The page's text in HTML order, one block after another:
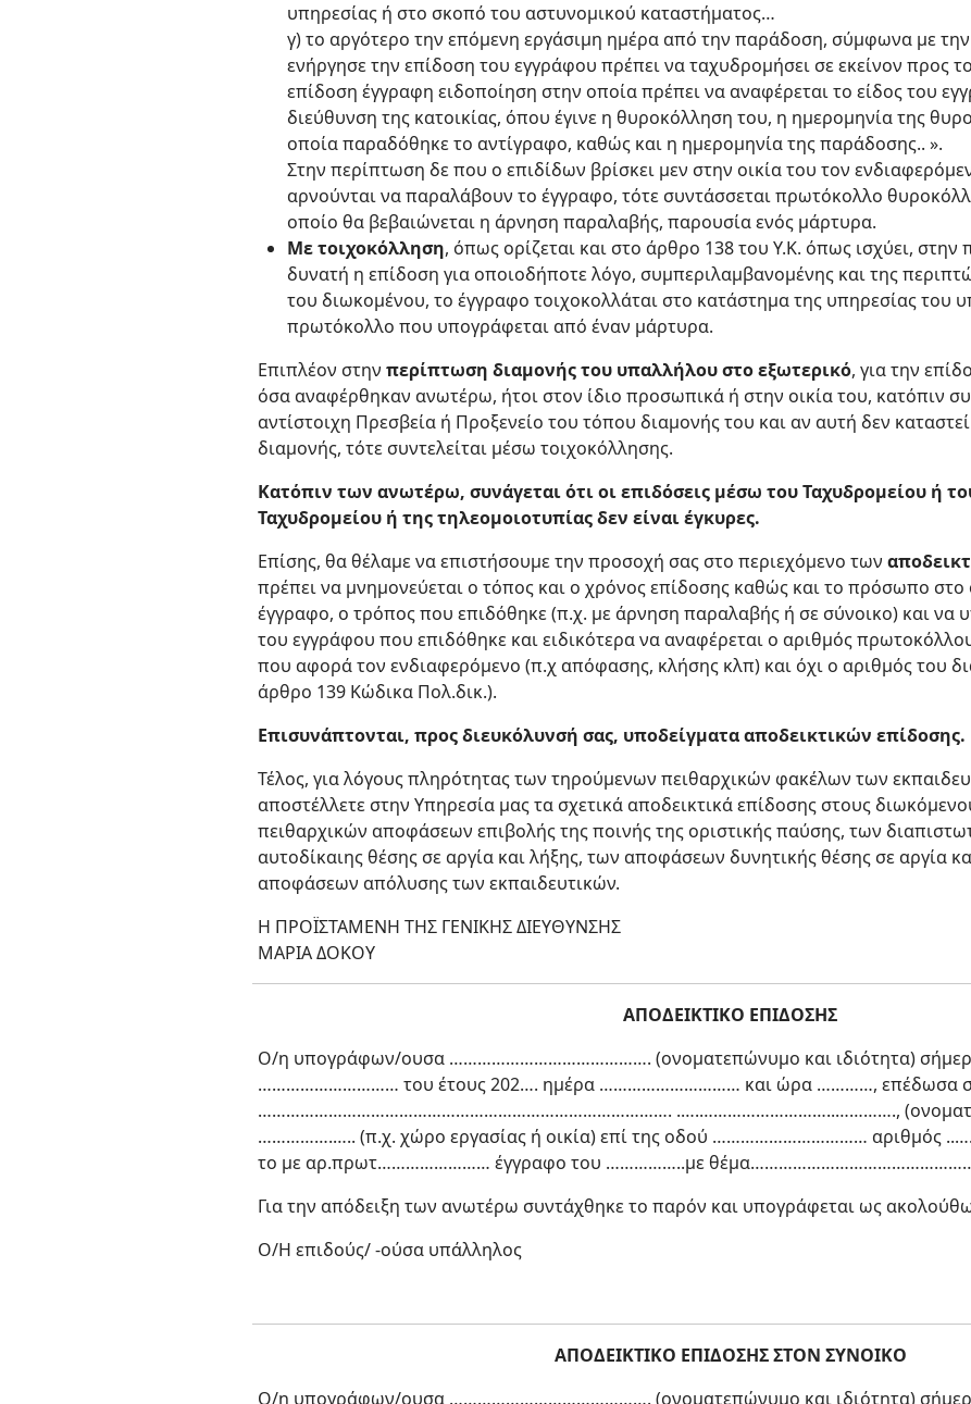
υπηρεσίας ή στο σκοπό του αστυνομικού καταστήματος…
γ) το αργότερο την επόμενη εργάσιμη ημέρα από την παράδοση, σύμφωνα με την
ενήργησε την επίδοση του εγγράφου πρέπει να ταχυδρομήσει σε εκείνον προς
επίδοση έγγραφη ειδοποίηση στην οποία πρέπει να αναφέρεται το είδος του
διεύθυνση της κατοικίας, όπου έγινε η θυροκόλληση του, η ημερομηνία της
οποία παραδόθηκε το αντίγραφο, καθώς και η ημερομηνία της παράδοσης.. ».
Στην περίπτωση δε που ο επιδίδων βρίσκει μεν στην οικία του τον
αρνούνται να παραλάβουν το έγγραφο, τότε συντάσσεται πρωτόκολλο
οποίο θα βεβαιώνεται η άρνηση παραλαβής, παρουσία ενός μάρτυρα.
Με τοιχοκόλληση, όπως ορίζεται και στο άρθρο 138 του Υ.Κ. όπως ισχύει,
δυνατή η επίδοση για οποιοδήποτε λόγο, συμπεριλαμβανομένης και της
του διωκομένου, το έγγραφο τοιχοκολλάται στο κατάστημα της υπηρεσίας του
πρωτόκολλο που υπογράφεται από έναν μάρτυρα.
Επιπλέον στηνπερίπτωση διαμονής του υπαλλήλου στο εξωτερικό, για την
όσα αναφέρθηκαν ανωτέρω, ήτοι στον ίδιο προσωπικά ή στην οικία του, κατόπιν
αντίστοιχη Πρεσβεία ή Προξενείο του τόπου διαμονής του και αν αυτή δεν
διαμονής, τότε συντελείται μέσω τοιχοκόλλησης.
Κατόπιν των ανωτέρω, συνάγεται ότι οι επιδόσεις μέσω του Ταχυδρομείου ή
Ταχυδρομείου ή της τηλεομοιοτυπίας δεν είναι έγκυρες.
Επίσης, θα θέλαμε να επιστήσουμε την προσοχή σας στο περιεχόμενο των
πρέπει να μνημονεύεται ο τόπος και ο χρόνος επίδοσης καθώς και το πρόσωπο στο
έγγραφο, ο τρόπος που επιδόθηκε (π.χ. με άρνηση παραλαβής ή σε σύνοικο) και να
του εγγράφου που επιδόθηκε και ειδικότερα να αναφέρεται ο αριθμός
που αφορά τον ενδιαφερόμενο (π.χ απόφασης, κλήσης κλπ) και όχι ο αριθμός του
άρθρο 139 Κώδικα Πολ.δικ.).
Επισυνάπτονται, προς διευκόλυνσή σας, υποδείγματα αποδεικτικών επίδοσης.
Τέλος, για λόγους πληρότητας των τηρούμενων πειθαρχικών φακέλων των
αποστέλλετε στην Υπηρεσία μας τα σχετικά αποδεικτικά επίδοσης στους
πειθαρχικών αποφάσεων επιβολής της ποινής της οριστικής παύσης, των
αυτοδίκαιης θέσης σε αργία και λήξης, των αποφάσεων δυνητικής θέσης σε αργία
αποφάσεων απόλυσης των εκπαιδευτικών.
Η ΠΡΟΪΣΤΑΜΕΝΗ ΤΗΣ ΓΕΝΙΚΗΣ ΔΙΕΥΘΥΝΣΗΣ
ΜΑΡΙΑ ΔΟΚΟΥ
ΑΠΟΔΕΙΚΤΙΚΟ ΕΠΙΔΟΣΗΣ
Ο/η υπογράφων/ουσα ……………………………………. (ονοματεπώνυμο και ιδιότητα)
………………………… του έτους 202…. ημέρα ………………………… και ώρα …………, επέδωσα
……………………………………………………………………………. .….………………………..………….,
…………….….. (π.χ. χώρο εργασίας ή οικία) επί της οδού ……………………………
το με αρ.πρωτ…………………… έγγραφο του ……………..με
Για την απόδειξη των ανωτέρω συντάχθηκε το παρόν και υπογράφεται ως
Ο/Η επιδούς/ -ούσα υπάλληλος
ΑΠΟΔΕΙΚΤΙΚΟ ΕΠΙΔΟΣΗΣ ΣΤΟΝ ΣΥΝΟΙΚΟ
Ο/η υπογράφων/ουσα ……………………………………. (ονοματεπώνυμο και ιδιότητα)